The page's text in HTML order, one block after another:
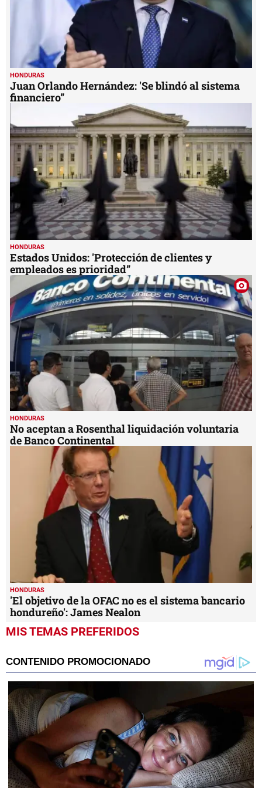
HONDURAS
Juan Orlando Hernández: 'Se blindó al sistema
financiero”
HONDURAS
Estados Unidos: 'Protección de clientes y
empleados es prioridad”
HONDURAS
No aceptan a Rosenthal liquidación voluntaria
de Banco Continental
HONDURAS
'El objetivo de la OFAC no es el sistema bancario
hondureño': James Nealon
MIS TEMAS PREFERIDOS